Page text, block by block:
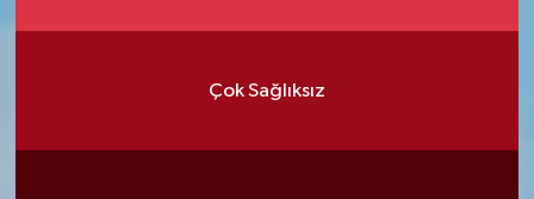
Çok Sağlıksız